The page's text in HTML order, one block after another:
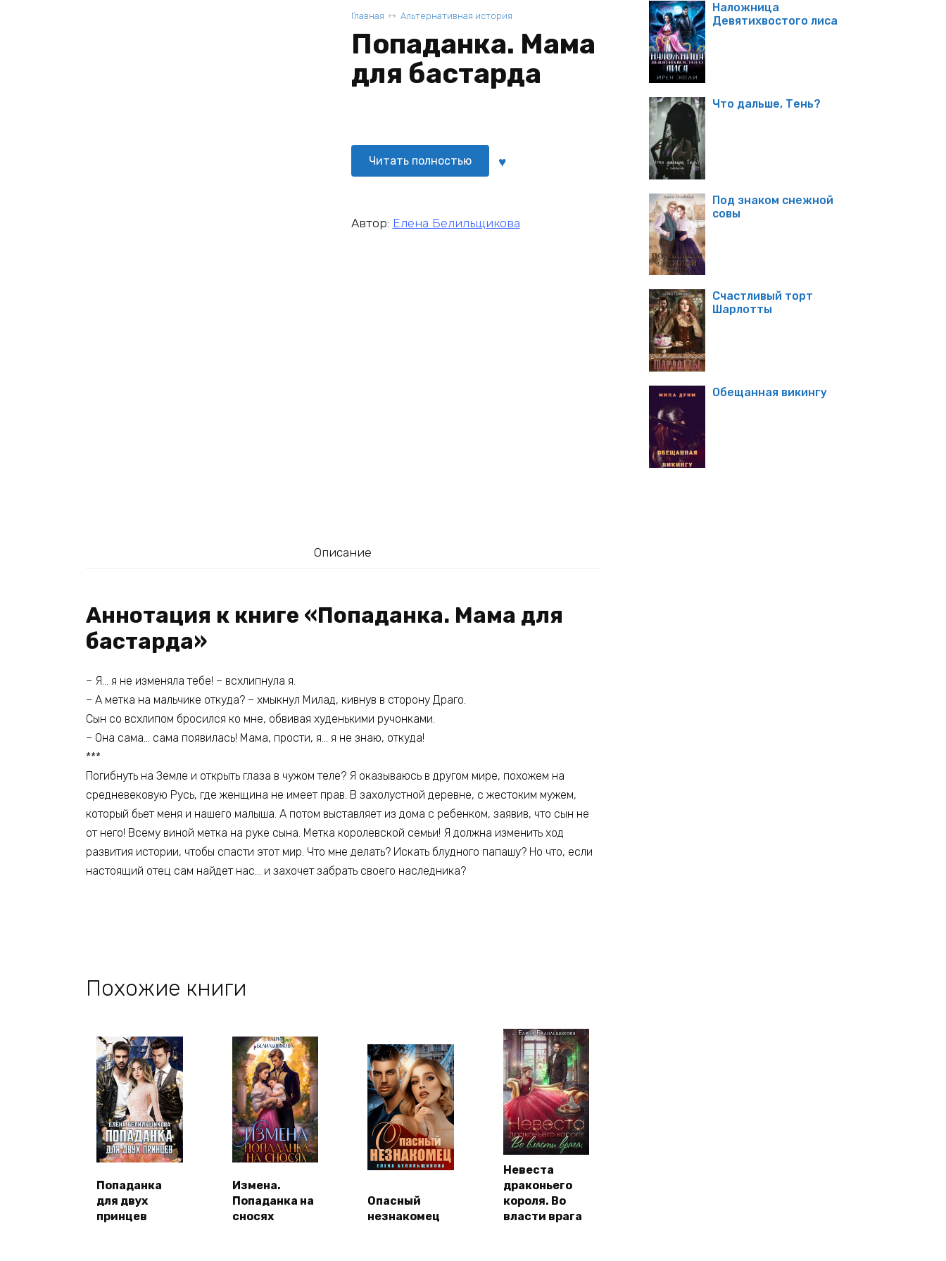
Главная Альтернативная история
Попаданка. Мама
для бастарда
Читать полностью
Автор: Елена Белильщикова
Описание
Аннотация к книге «Попаданка. Мама для
бастарда»
– Я… я не изменяла тебе! – всхлипнула я.
– А метка на мальчике откуда? – хмыкнул Милад, кивнув в сторону Драго.
Сын со всхлипом бросился ко мне, обвивая худенькими ручонками.
– Она сама… сама появилась! Мама, прости, я… я не знаю, откуда!
***
Погибнуть на Земле и открыть глаза в чужом теле? Я оказываюсь в другом мире, похожем на
средневековую Русь, где женщина не имеет прав. В захолустной деревне, с жестоким мужем,
который бьет меня и нашего малыша. А потом выставляет из дома с ребенком, заявив, что сын не
от него! Всему виной метка на руке сына. Метка королевской семьи! Я должна изменить ход
развития истории, чтобы спасти этот мир. Что мне делать? Искать блудного папашу? Но что, если
настоящий отец сам найдет нас… и захочет забрать своего наследника?
Похожие книги
Попаданка
для двух
принцев
Измена.
Попаданка на
сносях
Опасный
незнакомец
Невеста
драконьего
короля. Во
власти врага
Наложница
Девятихвостого лиса
Что дальше, Тень?
Под знаком снежной
совы
Счастливый торт
Шарлотты
Обещанная викингу